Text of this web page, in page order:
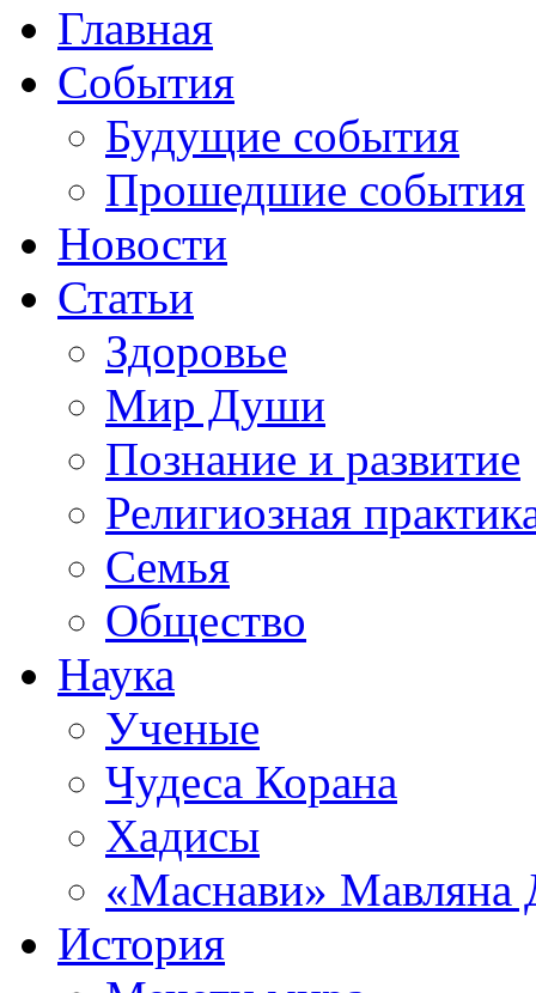
Главная
События
Будущие события
Прошедшие события
Новости
Статьи
Здоровье
Мир Души
Познание и развитие
Религиозная
Семья
Общество
Наука
Ученые
Чудеса Корана
Хадисы
«Маснави» Мавляна
История